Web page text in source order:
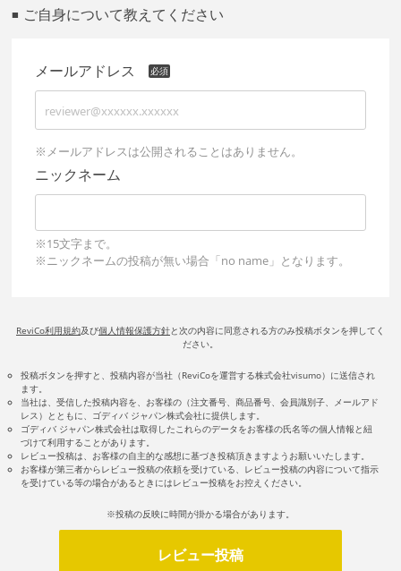
■ ご自身について教えてください
メールアドレス
※メールアドレスは公開されることはありません。
ニックネーム
※15文字まで。
※ニックネームの投稿が無い場合「no name」となります。
ReviCo利用規約及び個人情報保護方針と次の内容に同意される方のみ投稿ボタンを押してく
ださい。
投稿ボタンを押すと、投稿内容が当社（ReviCoを運営する株式会社visumo）に送信され
ます。
当社は、受信した投稿内容を、お客様の（注文番号、商品番号、会員識別子、メールアド
レス）とともに、ゴディバ ジャパン株式会社に提供します。
ゴディバ ジャパン株式会社は取得したこれらのデータをお客様の氏名等の個人情報と紐
づけて利用することがあります。
レビュー投稿は、お客様の自主的な感想に基づき投稿頂きますようお願いいたします。
お客様が第三者からレビュー投稿の依頼を受けている、レビュー投稿の内容について指示
を受けている等の場合があるときにはレビュー投稿をお控えください。
※投稿の反映に時間が掛かる場合があります。